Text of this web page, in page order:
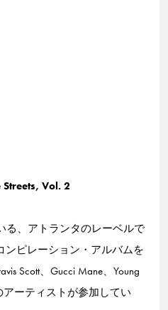
Vol. 2
る、アトランタのレーベルで
ンピレーション・アルバムを
Scott、Gucci Mane、Young
アーティストが参加してい